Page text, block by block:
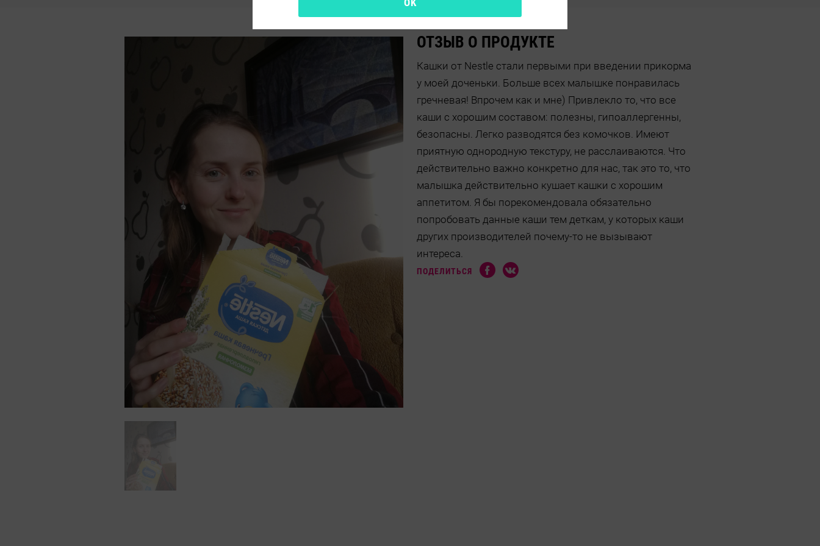
ОТЗЫВ О ПРОДУКТЕ
Кашки от Nestle стали первыми при введении прикорма
у моей доченьки. Больше всех малышке понравилась
гречневая! Впрочем как и мне) Привлекло то, что все
каши с хорошим составом: полезны, гипоаллергенны,
безопасны. Легко разводятся без комочков. Имеют
приятную однородную текстуру, не расслаиваются. Что
действительно важно конкретно для нас, так это то, что
малышка действительно кушает кашки с хорошим
аппетитом. Я бы порекомендовала обязательно
попробовать данные каши тем деткам, у которых каши
других производителей почему-то не вызывают
интереса.
ПОДЕЛИТЬСЯ
OK